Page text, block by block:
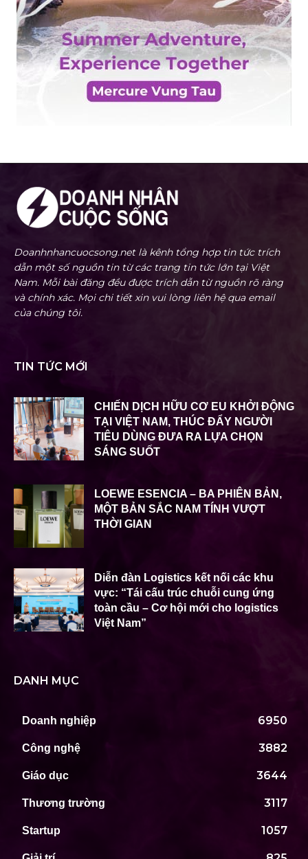
Doanhnhancuocsong.net là kênh tổng hợp tin tức trích
dẫn một số nguồn tin từ các trang tin tức lớn tại Việt
Nam. Mỗi bài đăng đều được trích dẫn từ nguồn rõ ràng
và chính xác. Mọi chi tiết xin vui lòng liên hệ qua email
của chúng tôi.
TIN TỨC MỚI
CHIẾN DỊCH HỮU CƠ EU KHỞI ĐỘNG
TẠI VIỆT NAM, THÚC ĐẨY NGƯỜI
TIÊU DÙNG ĐƯA RA LỰA CHỌN
SÁNG SUỐT
LOEWE ESENCIA – BA PHIÊN BẢN,
MỘT BẢN SẮC NAM TÍNH VƯỢT
THỜI GIAN
Diễn đàn Logistics kết nối các khu
vực: “Tái cấu trúc chuỗi cung ứng
toàn cầu – Cơ hội mới cho logistics
Việt Nam”
DANH MỤC
Doanh nghiệp 6950
Công nghệ 3882
Giáo dục 3644
Thương trường 3117
Startup 1057